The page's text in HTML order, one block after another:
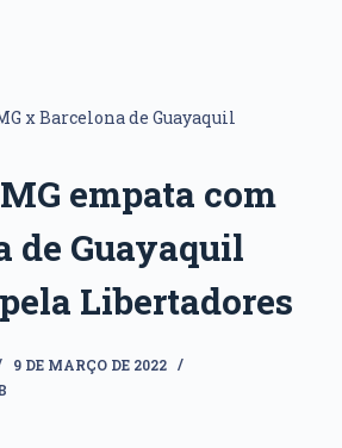
x Barcelona de Guayaquil
empata com
de Guayaquil
Libertadores
9 DE MARÇO DE 2022